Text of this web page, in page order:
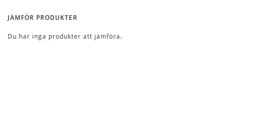
JÄMFÖR PRODUKTER
Du har inga produkter att jämföra.